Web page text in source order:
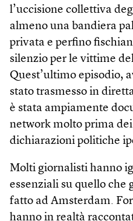
l’uccisione collettiva
almeno una bandiera
privata e perfino
silenzio per le vittime
Quest’ultimo episodio,
stato trasmesso in
è stata ampiamente
network molto prima
dichiarazioni politiche
Molti giornalisti hanno
essenziali su quello
fatto ad Amsterdam.
hanno in realtà